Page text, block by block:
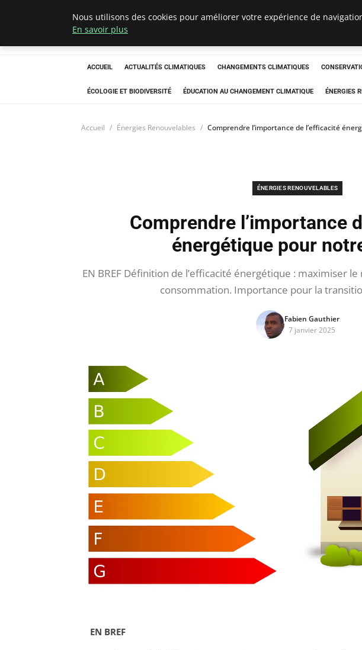
Climatedebtagents
ACCUEIL ACTUALITÉS CLIMATIQUES CHANGEMENTS CLIMATIQUES
ÉCOLOGIE ET BIODIVERSITÉ ÉDUCATION AU CHANGEMENT CLIMATIQUE ÉNERGIES
Accueil Énergies Renouvelables Comprendre l’importance de l’efficacité
ÉNERGIES RENOUVELABLES
Comprendre l’importance
énergétique pour
EN BREF Définition de l’efficacité énergétique : maximiser
consommation. Importance pour la
Fabien Gauthier
7 janvier 2025
EN BREF
Nous utilisons des cookies pour améliorer votre expérience de
En savoir plus